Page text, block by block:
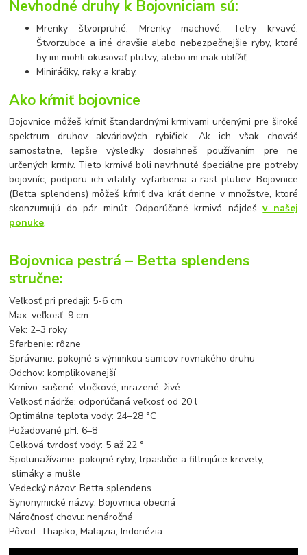
Nevhodné druhy k Bojovniciam sú:
Mrenky štvorpruhé, Mrenky machové, Tetry krvavé,
Štvorzubce a iné dravšie alebo nebezpečnejšie ryby, ktoré
by im mohli okusovať plutvy, alebo im inak ublížiť.
Miniráčiky, raky a kraby.
Ako kŕmiť bojovnice
Bojovnice môžeš kŕmiť štandardnými krmivami určenými pre široké
spektrum druhov akváriových rybičiek. Ak ich však chováš
samostatne, lepšie výsledky dosiahneš používaním pre ne
určených krmív. Tieto krmivá boli navrhnuté špeciálne pre potreby
bojovníc, podporu ich vitality, vyfarbenia a rast plutiev. Bojovnice
(Betta splendens) môžeš kŕmiť dva krát denne v množstve, ktoré
skonzumujú do pár minút. Odporúčané krmivá nájdešv našej
ponuke.
Bojovnica pestrá – Betta splendens
stručne:
Veľkosť pri predaji: 5-6 cm
Max. veľkosť: 9 cm
Vek: 2–3 roky
Sfarbenie: rôzne
Správanie: pokojné s výnimkou samcov rovnakého druhu
Odchov: komplikovanejší
Krmivo: sušené, vločkové, mrazené, živé
Veľkosť nádrže: odporúčaná veľkosť od 20 l
Optimálna teplota vody: 24–28 °C
Požadované pH: 6–8
Celková tvrdosť vody: 5 až 22 °
Spolunažívanie: pokojné ryby, trpasličie a filtrujúce krevety,
slimáky a mušle
Vedecký názov: Betta splendens
Synonymické názvy: Bojovnica obecná
Náročnosť chovu: nenáročná
Pôvod: Thajsko, Malajzia, Indonézia